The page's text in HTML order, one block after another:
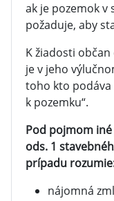
ak je pozemok v
požaduje, aby
K žiadosti
je v jeho
toho kto podáva
k pozemku“.
Pod pojmom
ods. 1
prípadu
nájomná